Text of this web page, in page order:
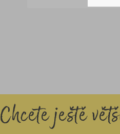
Chcete ještě